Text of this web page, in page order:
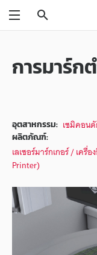
การมาร์ก
อุตสาหกรรม: เซมิคอน
ผลิตภัณฑ์:
เลเซอร์มาร์กเกอร์ / เค
Printer)